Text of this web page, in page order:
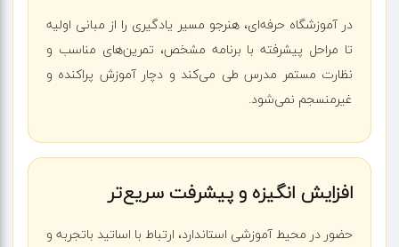
در آموزشگاه حرفه‌ای، هنرجو مسیر یادگیری را از مبانی اولیه
تا مراحل پیشرفته با برنامه مشخص، تمرین‌های مناسب و
نظارت مستمر مدرس طی می‌کند و دچار آموزش پراکنده و
غیرمنسجم نمی‌شود.
افزایش انگیزه و پیشرفت سریع‌تر
حضور در محیط آموزشی استاندارد، ارتباط با اساتید باتجربه و